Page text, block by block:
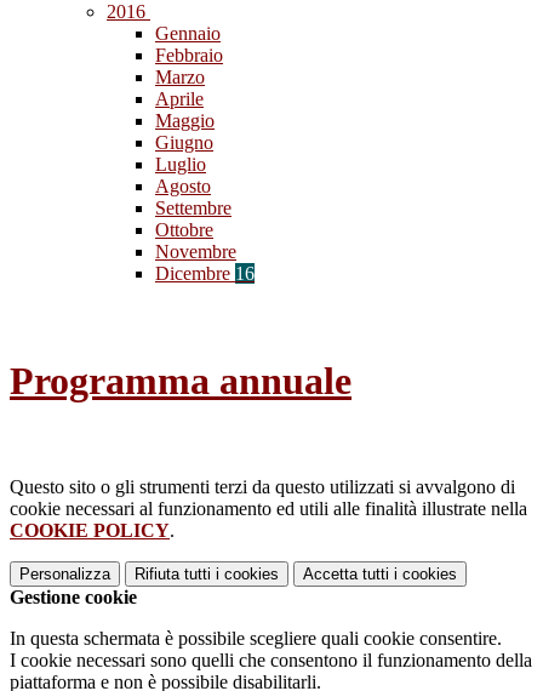
2016
Gennaio
Febbraio
Marzo
Aprile
Maggio
Giugno
Luglio
Agosto
Settembre
Ottobre
Novembre
Dicembre 16
Programma annuale
Questo sito o gli strumenti terzi da questo utilizzati si avvalgono di
cookie necessari al funzionamento ed utili alle finalità illustrate nella
COOKIE POLICY.
Personalizza Rifiuta tutti i cookies Accetta tutti i cookies
Gestione cookie
In questa schermata è possibile scegliere quali cookie consentire.
I cookie necessari sono quelli che consentono il funzionamento della
piattaforma e non è possibile disabilitarli.